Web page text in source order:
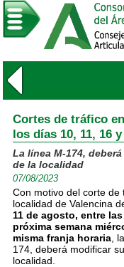
Cortes de tráfico
los días 10, 11, 16
La línea M-174,
de la localidad
07/08/2023
Con motivo del corte de
localidad de Valencina
11 de agosto, entre
próxima semana
misma franja horaria,
174, deberá modificar
localidad.